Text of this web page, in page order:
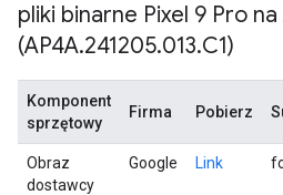
pliki binarne Pixel 9 Pro
(AP4A.241205.013.C1)
Komponent
sprzętowy
Firma Pobierz
Obraz
dostawcy
Google Link